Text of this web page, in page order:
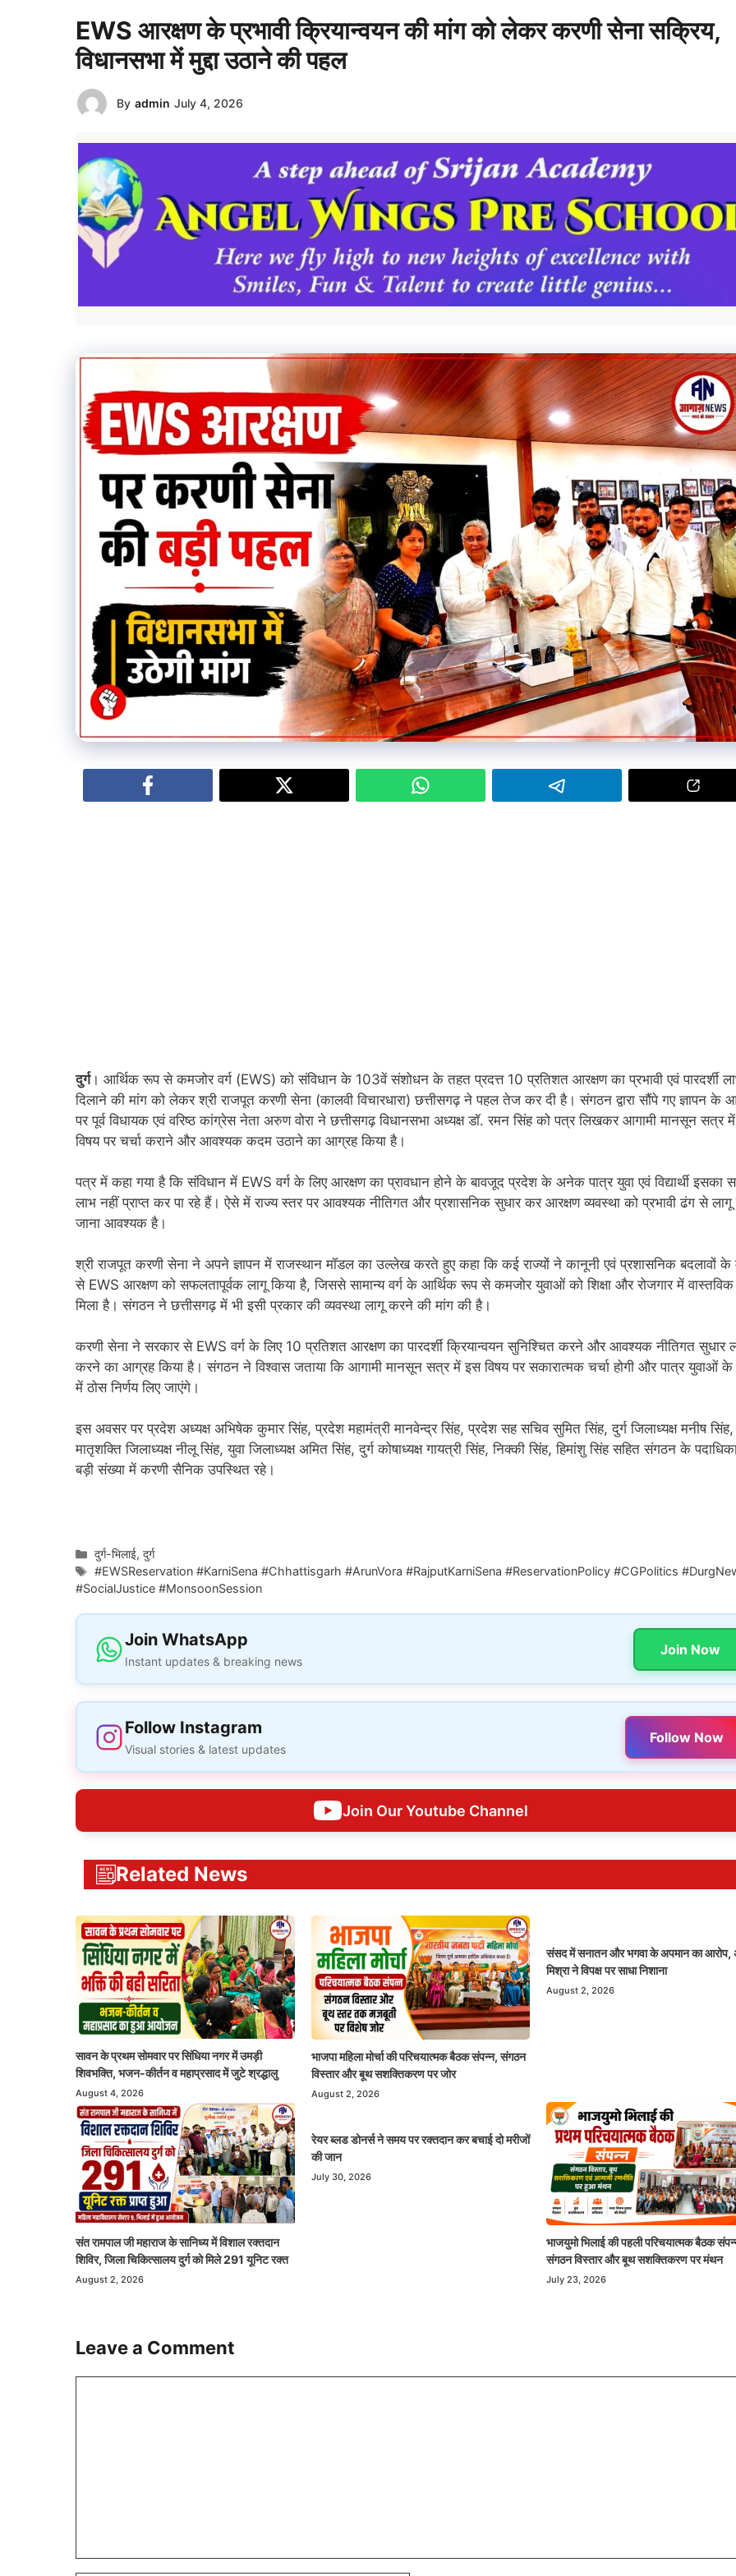
EWS आरक्षण के प्रभावी क्रियान्वयन की मांग को लेकर करणी सेना सक्रिय,
विधानसभा में मुद्दा उठाने की पहल
By admin July 4, 2026
दुर्ग। आर्थिक रूप से कमजोर वर्ग (EWS) को संविधान के 103वें संशोधन के तहत प्रदत्त 10 प्रतिशत आरक्षण का प्रभावी एवं पारदर्शी
दिलाने की मांग को लेकर श्री राजपूत करणी सेना (कालवी विचारधारा) छत्तीसगढ़ ने पहल तेज कर दी है। संगठन द्वारा सौंपे गए ज्ञापन के
पर पूर्व विधायक एवं वरिष्ठ कांग्रेस नेता अरुण वोरा ने छत्तीसगढ़ विधानसभा अध्यक्ष डॉ. रमन सिंह को पत्र लिखकर आगामी मानसून सत्र
विषय पर चर्चा कराने और आवश्यक कदम उठाने का आग्रह किया है।
पत्र में कहा गया है कि संविधान में EWS वर्ग के लिए आरक्षण का प्रावधान होने के बावजूद प्रदेश के अनेक पात्र युवा एवं विद्यार्थी इसका
लाभ नहीं प्राप्त कर पा रहे हैं। ऐसे में राज्य स्तर पर आवश्यक नीतिगत और प्रशासनिक सुधार कर आरक्षण व्यवस्था को प्रभावी ढंग से लागू
जाना आवश्यक है।
श्री राजपूत करणी सेना ने अपने ज्ञापन में राजस्थान मॉडल का उल्लेख करते हुए कहा कि कई राज्यों ने कानूनी एवं प्रशासनिक बदलावों के
से EWS आरक्षण को सफलतापूर्वक लागू किया है, जिससे सामान्य वर्ग के आर्थिक रूप से कमजोर युवाओं को शिक्षा और रोजगार में
मिला है। संगठन ने छत्तीसगढ़ में भी इसी प्रकार की व्यवस्था लागू करने की मांग की है।
करणी सेना ने सरकार से EWS वर्ग के लिए 10 प्रतिशत आरक्षण का पारदर्शी क्रियान्वयन सुनिश्चित करने और आवश्यक नीतिगत सुधार
करने का आग्रह किया है। संगठन ने विश्वास जताया कि आगामी मानसून सत्र में इस विषय पर सकारात्मक चर्चा होगी और पात्र युवाओं के
में ठोस निर्णय लिए जाएंगे।
इस अवसर पर प्रदेश अध्यक्ष अभिषेक कुमार सिंह, प्रदेश महामंत्री मानवेन्द्र सिंह, प्रदेश सह सचिव सुमित सिंह, दुर्ग जिलाध्यक्ष मनीष सिंह,
मातृशक्ति जिलाध्यक्ष नीलू सिंह, युवा जिलाध्यक्ष अमित सिंह, दुर्ग कोषाध्यक्ष गायत्री सिंह, निक्की सिंह, हिमांशु सिंह सहित संगठन के
बड़ी संख्या में करणी सैनिक उपस्थित रहे।
Categories
दुर्ग-भिलाई,दुर्ग
Tags
#EWSReservation #KarniSena #Chhattisgarh #ArunVora #RajputKarniSena #ReservationPolicy #CGPolitics
#SocialJustice #MonsoonSession
Join WhatsApp
Instant updates & breaking news
Join Now
Follow Instagram
Visual stories & latest updates
Follow Now
Join Our Youtube Channel
Related News
सावन के प्रथम सोमवार पर सिंधिया नगर में उमड़ी
शिवभक्ति, भजन-कीर्तन व महाप्रसाद में जुटे श्रद्धालु
August 4, 2026
भाजपा महिला मोर्चा की परिचयात्मक बैठक संपन्न, संगठन
विस्तार और बूथ सशक्तिकरण पर जोर
August 2, 2026
संसद में सनातन और भगवा के अपमान का आरोप,
मिश्रा ने विपक्ष पर साधा निशाना
August 2, 2026
संत रामपाल जी महाराज के सानिध्य में विशाल रक्तदान
शिविर, जिला चिकित्सालय दुर्ग को मिले 291 यूनिट रक्त
August 2, 2026
रेयर ब्लड डोनर्स ने समय पर रक्तदान कर बचाई दो मरीजों
की जान
July 30, 2026
भाजयुमो भिलाई की पहली परिचयात्मक बैठक
संगठन विस्तार और बूथ सशक्तिकरण पर मंथन
July 23, 2026
Leave a Comment